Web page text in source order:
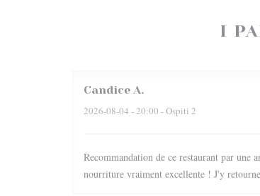
I
Candice A
2026-08-04 - 20:00 - Ospiti 2
Recommandation de ce restaurant par
nourriture vraiment excellente ! J'y